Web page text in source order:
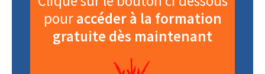
pouraccéder à la formation
gratuite dès maintenant